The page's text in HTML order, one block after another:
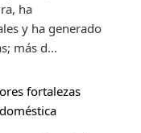
ha
y ha generado
más d...